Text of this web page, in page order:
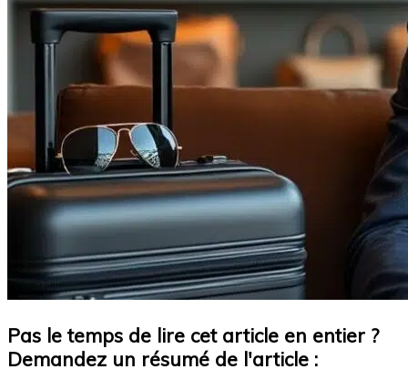
Pas le temps de lire cet article en entier ?
Demandez un résumé de l'article :